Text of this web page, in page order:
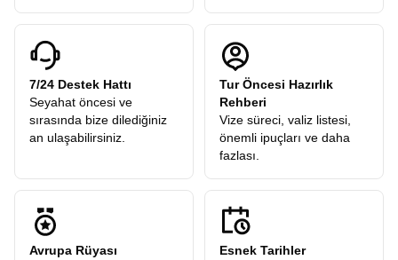
7/24 Destek Hattı
Seyahat öncesi ve
sırasında bize dilediğiniz
an ulaşabilirsiniz.
Tur Öncesi Hazırlık
Rehberi
Vize süreci, valiz listesi,
önemli ipuçları ve daha
fazlası.
Avrupa Rüyası
Esnek Tarihler